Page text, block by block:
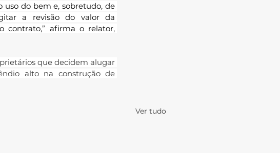
uso do bem e, sobretudo, de
a revisão do valor da
contrato,” afirma o relator,
que decidem alugar
alto na construção de
Ver tudo